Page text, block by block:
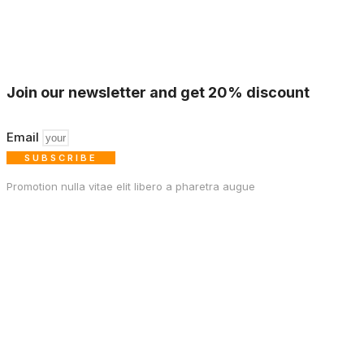
Join our newsletter and get 20% discount
Email
SUBSCRIBE
Promotion nulla vitae elit libero a pharetra augue